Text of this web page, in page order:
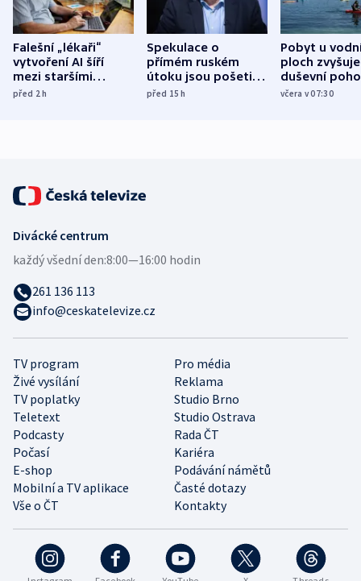
Falešní „lékaři“
vytvoření AI šíří
mezi staršími
Poláky nebezpečné
před 2h
Spekulace o
přímém ruském
útoku jsou pošetilé,
míní estonský
před 15h
Pobyt u
ploch zvyšuje
duševní
ukázala
včera v 07:30
TV program
Pro média
Živé vysílání
Reklama
TV poplatky
Studio Brno
Teletext
Studio Ostrava
Podcasty
Rada ČT
Počasí
Kariéra
E-shop
Podávání námětů
Mobilní a TV aplikace
Časté dotazy
Vše o ČT
Kontakty
Divácké centrum
každý všední den:8:00—16:00 hodin
261 136 113
info@ceskatelevize.cz